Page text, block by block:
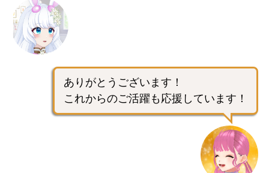
ありがとうございます！
これからのご活躍も応援しています！